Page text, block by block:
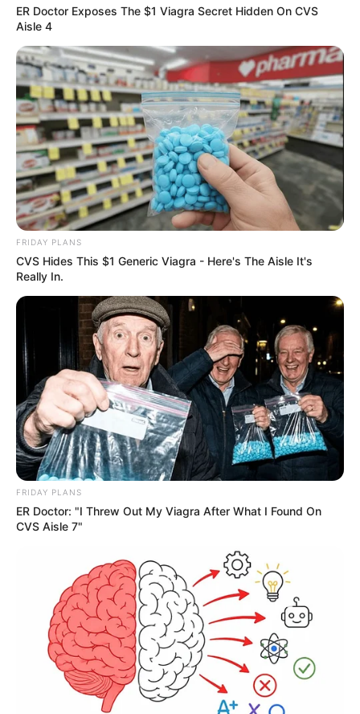
ER Doctor Exposes The $1 Viagra Secret Hidden On CVS
Aisle 4
FRIDAY PLANS
CVS Hides This $1 Generic Viagra - Here's The Aisle It's
Really In.
FRIDAY PLANS
ER Doctor: "I Threw Out My Viagra After What I Found On
CVS Aisle 7"